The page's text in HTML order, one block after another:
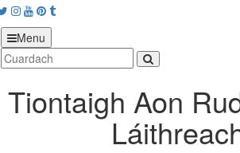
Twitter
Instagram
Youtube
Pinterest
tumblr
Menu
Tiontaigh Aon